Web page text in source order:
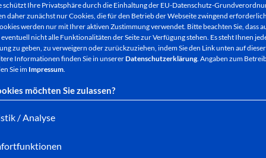
schützt Ihre Privatsphäre durch die Einhaltung der EU-Datenschutz-
daher zunächst nur Cookies, die für den Betrieb der Webseite zwingend
werden nur mit Ihrer aktiven Zustimmung verwendet. Bitte beachten Sie, dass
nicht alle Funktionalitäten der Seite zur Verfügung stehen. Es steht Ihnen
zu geben, zu verweigern oder zurückzuziehen, indem Sie den Link unten auf
Informationen finden Sie in unsererDatenschutzerklärung. Angaben zum
Sie im Impressum.
möchten Sie zulassen?
/ Analyse
Musikschulleiter Timo Wichmann hatte hierzu
Weihnachtskonzert sollte diesmal eine Brücke zur
November spannen und neben der Musikschule
dem Landkreis die Tür zu einer aktiven
sein Team vom Stadtmarketing gerne auf - und
Weihnachtsmarkt dieses Jahr von dem großen
Die Musikschule hat hierzu nicht nur ihre bereits
Gesangsquartett „Armonia“, die Jazz-Combo und